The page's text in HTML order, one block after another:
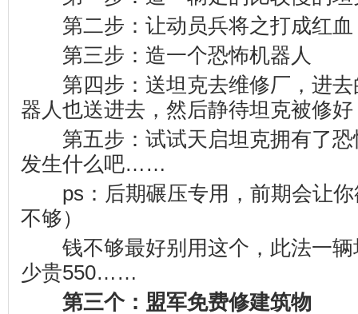
第二步：让动员兵将之打成红血
第三步：造一个恐怖机器人
第四步：送坦克去维修厂，进去
器人也送进去，然后静待坦克被修好
第五步：试试天启坦克拥有了恐
发生什么吧……
ps：后期碾压专用，前期会让
不够）
钱不够最好别用这个，此法一辆
少贵550……
第三个：盟军免费修建筑物